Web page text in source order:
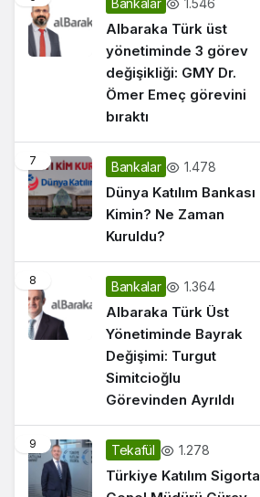
Bankalar
Albaraka Türk üst
yönetiminde 3 görev
değişikliği: GMY Dr.
Ömer Emeç görevini
bıraktı
7 Bankalar 1.478
Dünya Katılım Bankası
Kimin? Ne Zaman
Kuruldu?
8 Bankalar 1.364
Albaraka Türk Üst
Yönetiminde Bayrak
Değişimi: Turgut
Simitcioğlu
Görevinden Ayrıldı
9 Tekafül 1.278
Türkiye Katılım Sigorta